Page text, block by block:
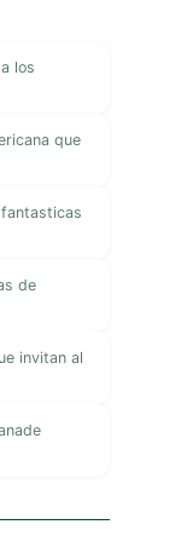
los
que
de
invitan al